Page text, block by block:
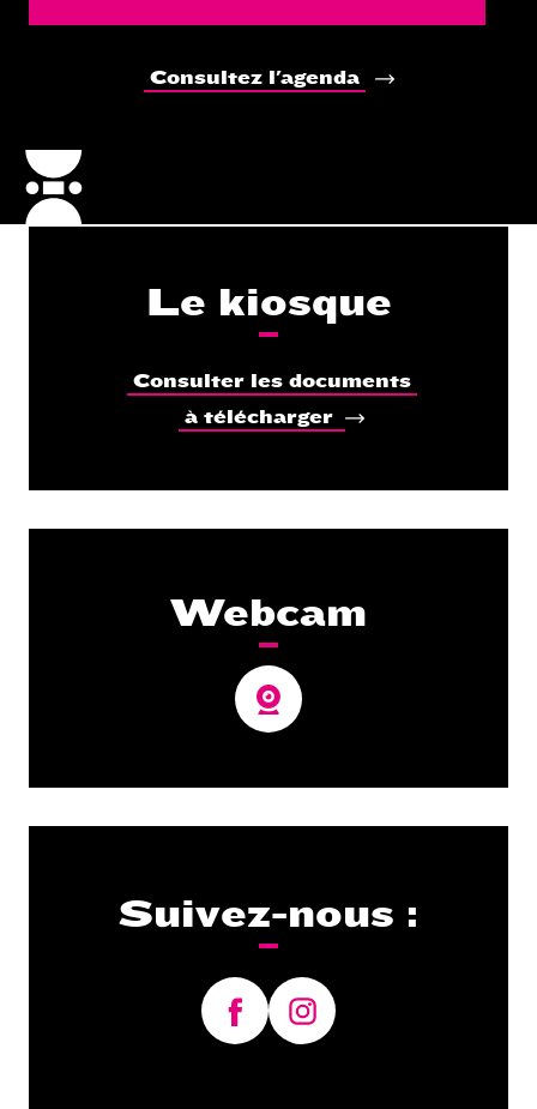
Consultez l'agenda
Le kiosque
Consulter les documents
à télécharger
Webcam
Suivez-nous :